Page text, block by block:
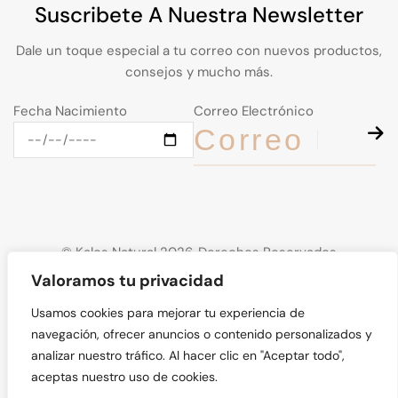
Valoramos tu privacidad
Usamos cookies para mejorar tu experiencia de
navegación, ofrecer anuncios o contenido personalizados y
analizar nuestro tráfico. Al hacer clic en "Aceptar todo",
aceptas nuestro uso de cookies.
Suscribete A Nuestra Newsletter
Dale un toque especial a tu correo con nuevos productos,
consejos y mucho más.
Fecha Nacimiento Correo Electrónico
© Kalos Natural 2026. Derechos Reservados